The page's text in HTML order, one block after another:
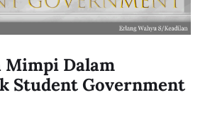
Mimpi Dalam
Student Government